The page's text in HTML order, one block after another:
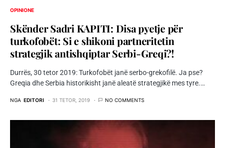
OPINIONE
Skënder Sadri KAPITI: Disa pyetje për
turkofobët: Si e shikoni partneritetin
strategjik antishqiptar Serbi-Greqi?!
Durrës, 30 tetor 2019: Turkofobët janë serbo-grekofilë. Ja pse?
Greqia dhe Serbia historikisht janë aleatë strategjikë mes tyre.…
NGA EDITORI 31 TETOR, 2019 NO COMMENTS